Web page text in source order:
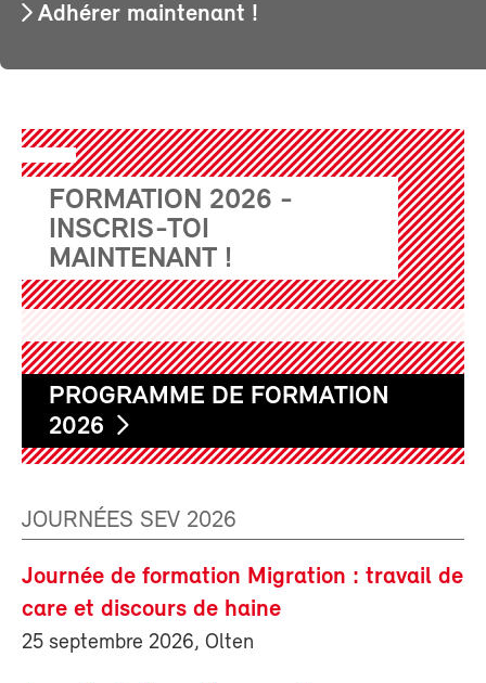
Adhérer maintenant !
FORMATION 2026 -
INSCRIS-TOI
MAINTENANT !
PROGRAMME DE FORMATION
2026
JOURNÉES SEV 2026
Journée de formation Migration : travail de
care et discours de haine
25 septembre 2026, Olten